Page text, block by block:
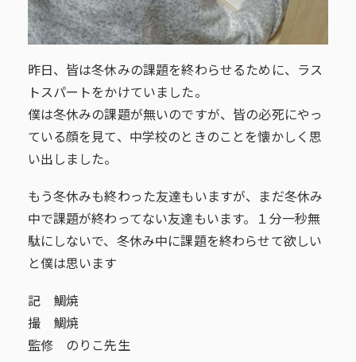
昨日、皆は冬休みの課題を終わらせるために、ラス
トスパートをかけていました。
僕は冬休みの課題が無いのですが、皆の必死にやっ
ている顔を見て、中学校のときのことを懐かしく思
い出しました。
もう冬休みも終わった友達もいますが、まだ冬休み
中で課題が終わってない友達もいます。１分一秒無
駄にしないで、冬休み中に課題を終わらせて欲しい
と僕は思います
記 鯛焼
撮 鯛焼
監修 のりこ先生